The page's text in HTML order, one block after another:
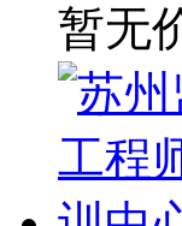
暂无